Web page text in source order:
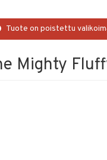
Tuote on poistettu
Mighty